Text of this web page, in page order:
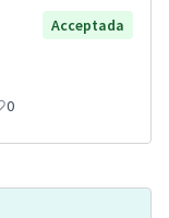
Acceptada
0